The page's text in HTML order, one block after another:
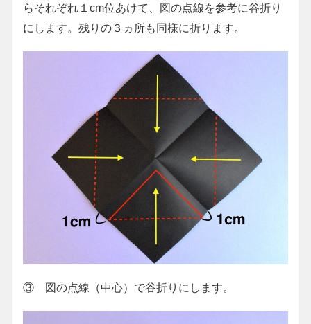
らそれぞれ１cm位あけて、図の点線を参考に谷折り
にします。残りの３ヵ所も同様に折ります。
③ 図の点線（中心）で谷折りにします。